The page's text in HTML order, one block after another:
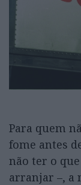
Para quem
fome antes
não ter o
arranjar –, a